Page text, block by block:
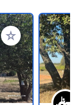
Ajouter à vos